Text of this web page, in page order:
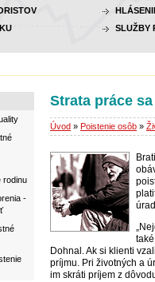
SLUŽBY
rodinu
-
Strata práce
Úvod » Poistenie osôb »
Dohnal. Ak si klienti
príjmu. Pri životných a
im skráti príjem z